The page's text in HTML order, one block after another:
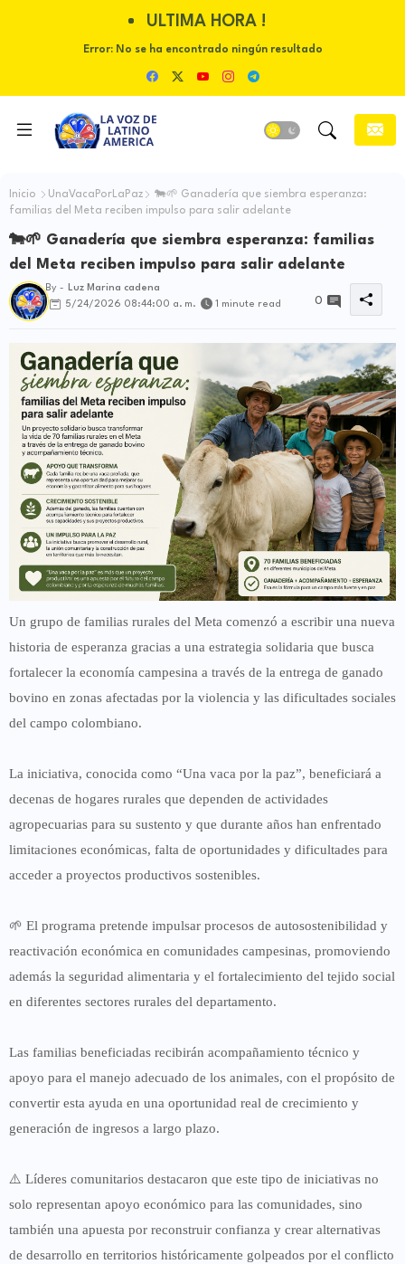
ULTIMA HORA !
Error:No se ha encontrado ningún resultado
Inicio UnaVacaPorLaPaz
🐄🌱 Ganadería que siembra esperanza:
familias del Meta reciben impulso para salir adelante
🐄🌱 Ganadería que siembra esperanza: familias
del Meta reciben impulso para salir adelante
By -
Luz Marina cadena
5/24/2026 08:44:00 a. m.
1 minute read 0
Un grupo de familias rurales del Meta comenzó a escribir una nueva
historia de esperanza gracias a una estrategia solidaria que busca
fortalecer la economía campesina a través de la entrega de ganado
bovino en zonas afectadas por la violencia y las dificultades sociales
del campo colombiano.
La iniciativa, conocida como “Una vaca por la paz”, beneficiará a
decenas de hogares rurales que dependen de actividades
agropecuarias para su sustento y que durante años han enfrentado
limitaciones económicas, falta de oportunidades y dificultades para
acceder a proyectos productivos sostenibles.
🌱 El programa pretende impulsar procesos de autosostenibilidad y
reactivación económica en comunidades campesinas, promoviendo
además la seguridad alimentaria y el fortalecimiento del tejido social
en diferentes sectores rurales del departamento.
Las familias beneficiadas recibirán acompañamiento técnico y
apoyo para el manejo adecuado de los animales, con el propósito de
convertir esta ayuda en una oportunidad real de crecimiento y
generación de ingresos a largo plazo.
⚠️ Líderes comunitarios destacaron que este tipo de iniciativas no
solo representan apoyo económico para las comunidades, sino
también una apuesta por reconstruir confianza y crear alternativas
de desarrollo en territorios históricamente golpeados por el conflicto